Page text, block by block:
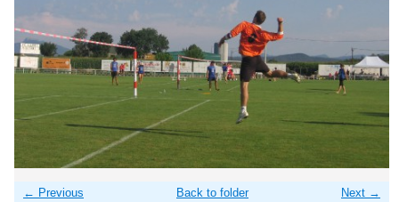
← Previous Next →
Back to folder